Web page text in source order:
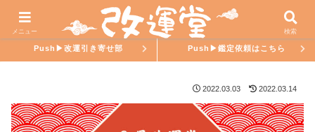
ホーム 氣學ラブ
Push▶︎改運引き寄せ部 Push▶︎鑑定依頼はこちら
2022.03.03 2022.03.14
メニュー 検索